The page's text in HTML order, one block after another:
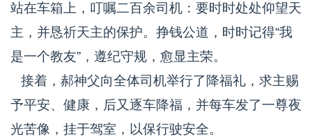
站在车箱上，叮嘱二百余司机：要时时处处仰望天
主，并恳祈天主的保护。挣钱公道，时时记得“我
是一个教友”，遵纪守规，愈显主荣。
接着，郝神父向全体司机举行了降福礼，求主赐
予平安、健康，后又逐车降福，并每车发了一尊夜
光苦像，挂于驾室，以保行驶安全。